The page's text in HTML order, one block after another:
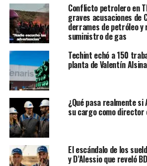
Conflicto petrolero en
graves acusaciones de
derrames de petróleo y
suministro de gas
Techint echó a 150
planta de Valentín Alsina
¿Qué pasa realmente
su cargo como director
El escándalo de los
y D’Alessio que reveló